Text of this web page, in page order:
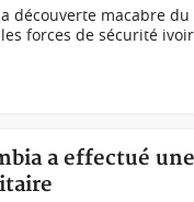
découverte macabre
forces de sécurité
a effectué